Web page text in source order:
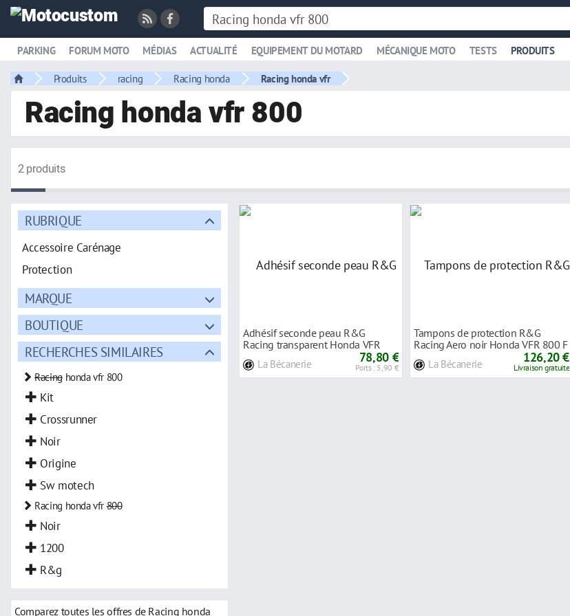
PARKING FORUM MOTO MÉDIAS ACTUALITÉ EQUIPEMENT DU MOTARD MÉCANIQUE MOTO TESTS PRODUITS
Produits racing Racing honda Racing honda vfr
Racing honda vfr 800
2 produits
RUBRIQUE
Accessoire Carénage
Protection
MARQUE
BOUTIQUE
RECHERCHES SIMILAIRES
Racinghonda vfr 800
Kit
Crossrunner
Noir
Origine
Sw motech
Racing honda vfr800
Noir
1200
R&g
Comparez toutes les offres de Racing honda
Adhésif seconde peau R&G
Racing transparent Honda VFR
La Bécanerie 78,80 €
Ports : 5,90 €
Tampons de protection R&G
Racing Aero noir Honda VFR 800 F
La Bécanerie 126,20 €
Livraison gratuite